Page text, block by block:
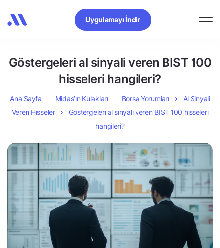
Uygulamayı İndir
Göstergeleri al sinyali veren BIST 100
hisseleri hangileri?
Ana Sayfa Midas’ın Kulakları Borsa Yorumları
Al Sinyali
Veren Hisseler
Göstergeleri al sinyali veren BIST 100 hisseleri
hangileri?